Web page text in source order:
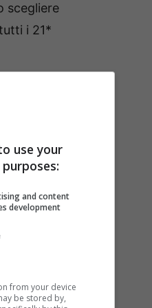
scegliere
i 21*
che
piega
i
loro
ma
sfide
use your
and content
development
from your device
be stored by,